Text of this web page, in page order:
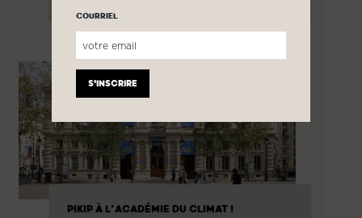
PIKIP À L’ACADÉMIE DU CLIMAT !
COURRIEL